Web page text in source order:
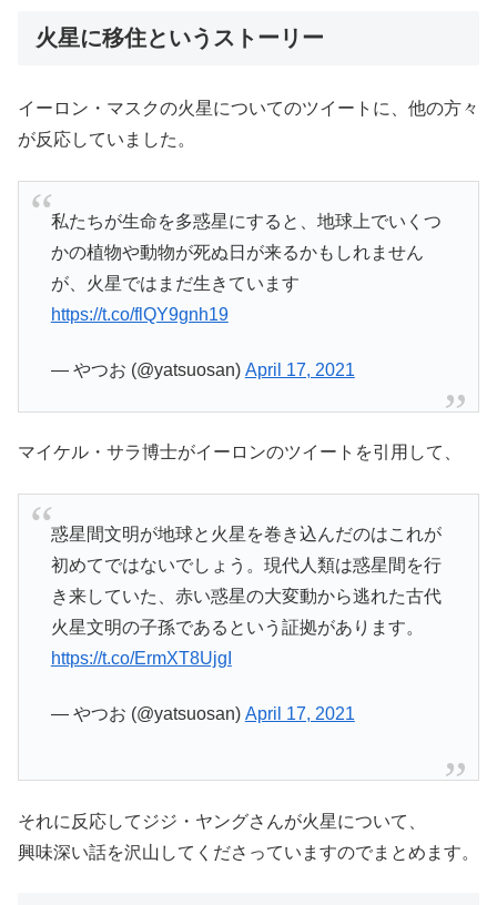
火星に移住というストーリー
イーロン・マスクの火星についてのツイートに、他の方々
が反応していました。
私たちが生命を多惑星にすると、地球上でいくつ
かの植物や動物が死ぬ日が来るかもしれません
が、火星ではまだ生きています
https://t.co/flQY9gnh19
— やつお (@yatsuosan) April 17, 2021
マイケル・サラ博士がイーロンのツイートを引用して、
惑星間文明が地球と火星を巻き込んだのはこれが
初めてではないでしょう。現代人類は惑星間を行
き来していた、赤い惑星の大変動から逃れた古代
火星文明の子孫であるという証拠があります。
https://t.co/ErmXT8UjgI
— やつお (@yatsuosan) April 17, 2021
それに反応してジジ・ヤングさんが火星について、
興味深い話を沢山してくださっていますのでまとめます。